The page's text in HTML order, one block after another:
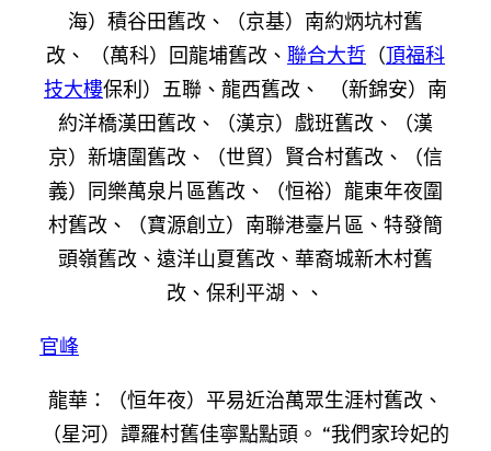
海）積谷田舊改、（京基）南約炳坑村舊
改、 （萬科）回龍埔舊改、 聯合大哲 （頂福科
技大樓保利）五聯、龍西舊改、 （新錦安）南
約洋橋漢田舊改、（漢京）戲班舊改、（漢
京）新塘圍舊改、（世貿）賢合村舊改、（信
義）同樂萬泉片區舊改、（恒裕）龍東年夜圍
村舊改、（寶源創立）南聯港臺片區、特發簡
頭嶺舊改、遠洋山夏舊改、華裔城新木村舊
改、保利平湖、、
官峰
龍華：（恒年夜）平易近治萬眾生涯村舊改、
（星河）譚羅村舊佳寧點點頭。 “我們家玲妃的